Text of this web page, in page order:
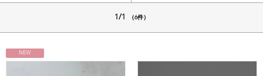
1/1 （6件）
NEW